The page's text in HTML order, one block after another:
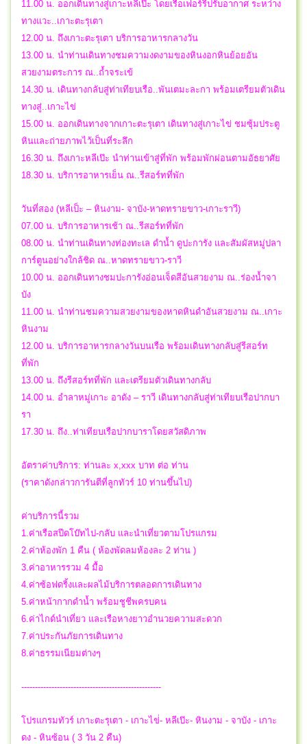
11.00 น. ออกเดินทางสู่เกาะหลีเป๊ะ โดยเรือเฟอร์รี่ปรับอากาศ ระหว่าง
ทางแวะ..เกาะตะรุเตา
12.00 น. ถึงเกาะตะรุเตา บริการอาหารกลางวัน
13.00 น. นำท่านเดินทางชมความงดงามของหินงอกหินย้อยอัน
สวยงามตระการ ณ..ถ้ำจระเข้
14.30 น. เดินทางกลับสู่ท่าเทียบเรือ..พันเตมะละกา พร้อมเตรียมตัวเดิน
ทางสู่..เกาะไข่
15.00 น. ออกเดินทางจากเกาะตะรุเตา เดินทางสู่เกาะไข่ ชมซุ้มประตู
หินและถ่ายภาพไว้เป็นที่ระลึก
16.30 น. ถึงเกาะหลีเป๊ะ นำท่านเข้าสู่ที่พัก พร้อมพักผ่อนตามอัธยาศัย
18.30 น. บริการอาหารเย็น ณ..รีสอร์ทที่พัก
วันที่สอง (หลีเป็ะ – หินงาม- จาบัง-หาดทรายขาว-เกาะราวี)
07.00 น. บริการอาหารเช้า ณ..รีสอร์ทที่พัก
08.00 น. นำท่านเดินทางท่องทะเล ดำน้ำ ดูปะการัง และสัมผัสหมู่ปลา
การ์ตูนอย่างใกล้ชิด ณ..หาดทรายขาว-ราวี
10.00 น. ออกเดินทางชมปะการังอ่อนเจ็ดสีอันสวยงาม ณ..ร่องน้ำจา
บัง
11.00 น. นำท่านชมความสวยงามของหาดหินดำอันสวยงาม ณ..เกาะ
หินงาม
12.00 น. บริการอาหารกลางวันบนเรือ พร้อมเดินทางกลับสู่รีสอร์ท
ที่พัก
13.00 น. ถึงรีสอร์ทที่พัก และเตรียมตัวเดินทางกลับ
14.00 น. อำลาหมู่เกาะ อาดัง – ราวี เดินทางกลับสู่ท่าเทียบเรือปากบา
รา
17.30 น. ถึง..ท่าเทียบเรือปากบาราโดยสวัสดิภาพ
อัตราค่าบริการ: ท่านละ x,xxx บาท ต่อ ท่าน
(ราคาดังกล่าวการันตีที่ลูกทัวร์ 10 ท่านขึ้นไป)
ค่าบริการนี้รวม
1.ค่าเรือสปีดโบ๊ทไป-กลับ และนำเที่ยวตามโปรแกรม
2.ค่าห้องพัก 1 คืน ( ห้องพัดลมห้องละ 2 ท่าน )
3.ค่าอาหารรวม 4 มื้อ
4.ค่าซ้อฟดริ้งและผลไม้บริการตลอดการเดินทาง
5.ค่าหน้ากากดำน้ำ พร้อมชูชีพครบคน
6.ค่าไกด์นำเที่ยว และเรือหางยาวอำนวยความสะดวก
7.ค่าประกันภัยการเดินทาง
8.ค่าธรรมเนียมต่างๆ
---------------------------------------------------
โปรแกรมทัวร์ เกาะตะรุเตา - เกาะไข่่- หลีเป๊ะ- หินงาม - จาบัง - เกาะ
ดง - หินซ้อน ( 3 วัน 2 คืน)